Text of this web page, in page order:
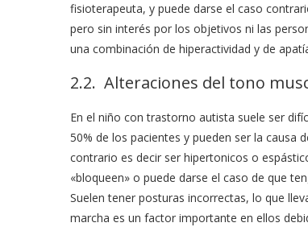
fisioterapeuta, y puede darse el caso
pero sin interés por los objetivos ni las
una combinación de hiperactividad y de
2.2. Alteraciones del tono
En el niño con trastorno autista suele ser
50% de los pacientes y pueden ser la causa
contrario es decir ser hipertonicos o
«bloqueen» o puede darse el caso de que
Suelen tener posturas incorrectas, lo que
marcha es un factor importante en ellos